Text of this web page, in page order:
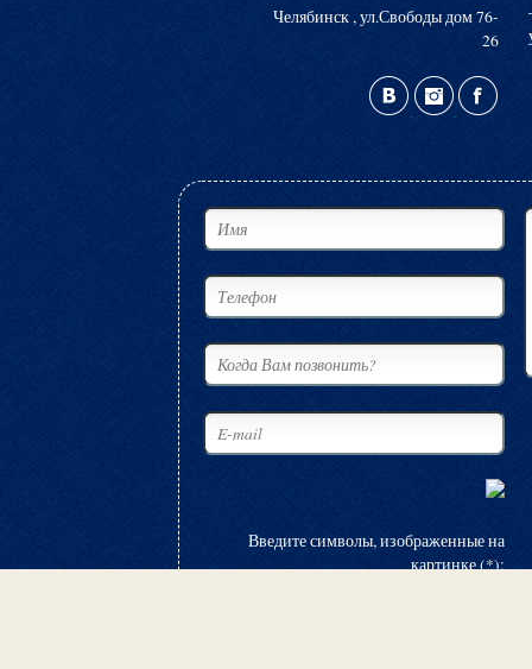
Челябинск , ул.Свободы дом 76-
26
Введите символы, изображенные на
картинке (*):